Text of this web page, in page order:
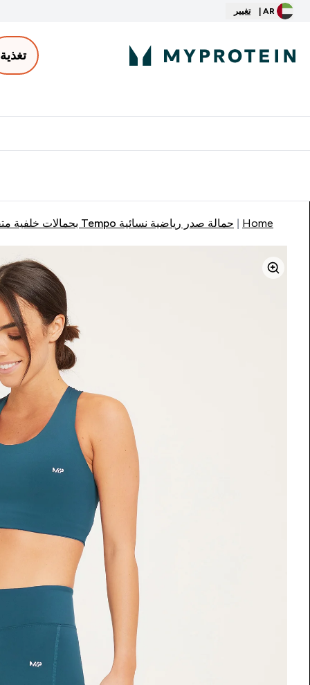
AR | تغيير
تغذية
Home حمالة صدر رياضية نسائية Tempo بحمالات خلفية متقاطعة من MP - أسود